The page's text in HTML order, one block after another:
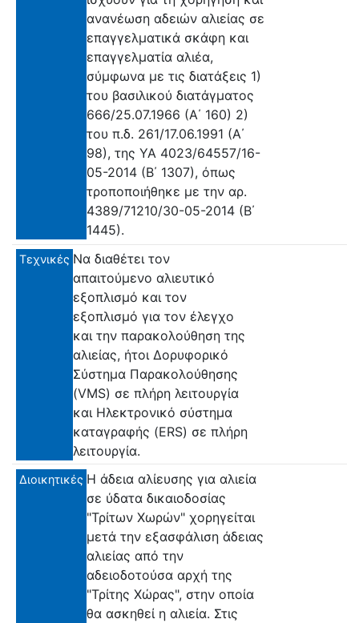
ανανέωση αδειών αλιείας σε
επαγγελματικά σκάφη και
επαγγελματία αλιέα,
σύμφωνα με τις διατάξεις 1)
του βασιλικού διατάγματος
666/25.07.1966 (Α΄ 160) 2)
του π.δ. 261/17.06.1991 (Α΄
98), της ΥΑ 4023/64557/16-
05-2014 (Β΄ 1307), όπως
τροποποιήθηκε με την αρ.
4389/71210/30-05-2014 (Β΄
1445).
Τεχνικές Να διαθέτει τον
απαιτούμενο αλιευτικό
εξοπλισμό και τον
εξοπλισμό για τον έλεγχο
και την παρακολούθηση της
αλιείας, ήτοι Δορυφορικό
Σύστημα Παρακολούθησης
(VMS) σε πλήρη λειτουργία
και Ηλεκτρονικό σύστημα
καταγραφής (ERS) σε πλήρη
λειτουργία.
Διοικητικές Η άδεια αλίευσης για αλιεία
σε ύδατα δικαιοδοσίας
"Τρίτων Χωρών" χορηγείται
μετά την εξασφάλιση άδειας
αλιείας από την
αδειοδοτούσα αρχή της
"Τρίτης Χώρας", στην οποία
θα ασκηθεί η αλιεία. Στις